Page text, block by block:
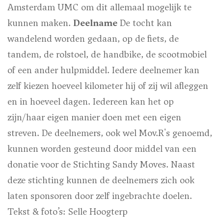
Amsterdam UMC om dit allemaal mogelijk te
kunnen maken. Deelname De tocht kan
wandelend worden gedaan, op de fiets, de
tandem, de rolstoel, de handbike, de scootmobiel
of een ander hulpmiddel. Iedere deelnemer kan
zelf kiezen hoeveel kilometer hij of zij wil afleggen
en in hoeveel dagen. Iedereen kan het op
zijn/haar eigen manier doen met een eigen
streven. De deelnemers, ook wel Mov.R's genoemd,
kunnen worden gesteund door middel van een
donatie voor de Stichting Sandy Moves. Naast
deze stichting kunnen de deelnemers zich ook
laten sponsoren door zelf ingebrachte doelen.
Tekst & foto’s: Selle Hoogterp